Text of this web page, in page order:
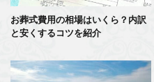
お葬式費用の相場はいくら？内訳
と安くするコツを紹介